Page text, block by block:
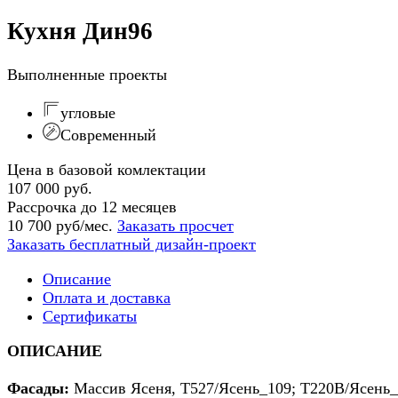
Кухня Дин96
Выполненные проекты
угловые
Современный
Цена в базовой комлектации
107 000 руб.
Рассрочка до 12 месяцев
10 700 руб/мес. Заказать просчет
Заказать бесплатный дизайн-проект
Описание
Оплата и доставка
Сертификаты
ОПИСАНИЕ
Фасады: Массив Ясеня, Т527/Ясень_109; Т220В/